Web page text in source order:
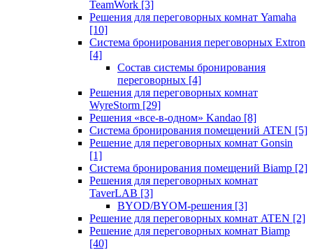
TeamWork [3]
Решения для переговорных комнат Yamaha
[10]
Система бронирования переговорных Extron
[4]
Состав системы бронирования
переговорных [4]
Решения для переговорных комнат
WyreStorm [29]
Решения «все-в-одном» Kandao [8]
Система бронирования помещений ATEN [5]
Решение для переговорных комнат Gonsin
[1]
Система бронирования помещений Biamp [2]
Решения для переговорных комнат
TaverLAB [3]
BYOD/BYOM-решения [3]
Решение для переговорных комнат ATEN [2]
Решение для переговорных комнат Biamp
[40]